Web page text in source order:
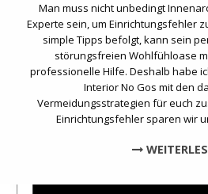
Man muss nicht unbedingt
Experte sein, um Einrichtungsfehler
simple Tipps befolgt, kann sein
störungsfreien Wohlfühloase
professionelle Hilfe. Deshalb habe
Interior No Gos mit den
Vermeidungsstrategien für euch
Einrichtungsfehler sparen wir